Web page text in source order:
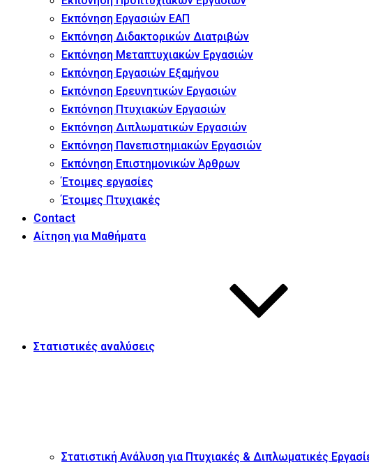
Εκπόνηση Εργασιών ΕΑΠ
Εκπόνηση Διδακτορικών Διατριβών
Εκπόνηση Μεταπτυχιακών Εργασιών
Εκπόνηση Εργασιών Εξαμήνου
Εκπόνηση Ερευνητικών Εργασιών
Εκπόνηση Πτυχιακών Εργασιών
Εκπόνηση Διπλωματικών Εργασιών
Εκπόνηση Πανεπιστημιακών Εργασιών
Εκπόνηση Επιστημονικών Άρθρων
Έτοιμες εργασίες
Έτοιμες Πτυχιακές
Contact
Αίτηση για Μαθήματα
Στατιστικές αναλύσεις
Στατιστική Ανάλυση για Πτυχιακές & Διπλωματικές